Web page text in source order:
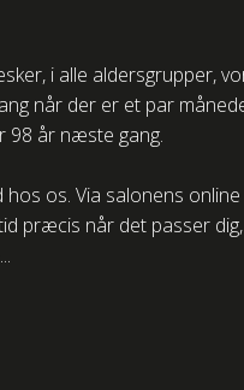
i alle aldersgrupper,
når der er et par
98 år næste gang.
os. Via salonens online
præcis når det passer